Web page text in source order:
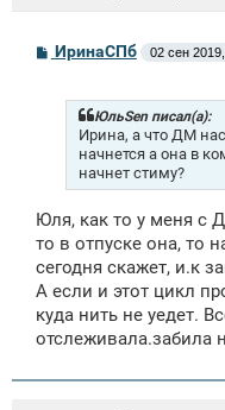
С
о
ИринаСПб 02 сен
ЮльSen писал(а):
Ирина, а что ДМ
начнется а она в
начнет стиму?
Юля, как то у меня с
то в отпуске она, то
сегодня скажет, и.к
А если и этот цикл
куда нить не уедет.
отслеживала.забила